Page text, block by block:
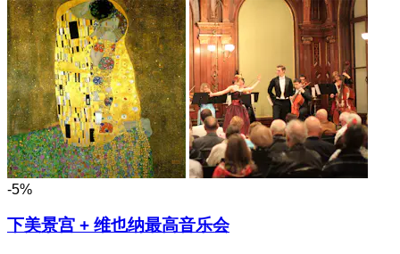
-5%
下美景宫 + 维也纳最高音乐会